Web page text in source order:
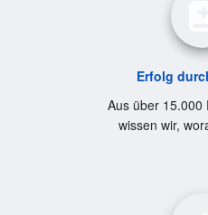
Erfolg
Aus über 15.000
wissen wir,